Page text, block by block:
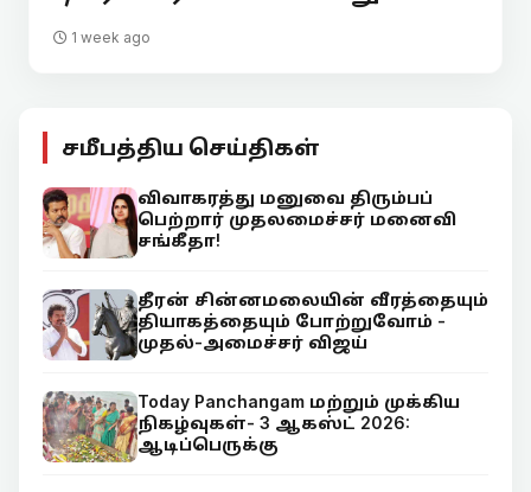
1 week ago
சமீபத்திய செய்திகள்
விவாகரத்து மனுவை திரும்பப்
பெற்றார் முதலமைச்சர் மனைவி
சங்கீதா!
தீரன் சின்னமலையின் வீரத்தையும்
தியாகத்தையும் போற்றுவோம் -
முதல்-அமைச்சர் விஜய்
Today Panchangam மற்றும் முக்கிய
நிகழ்வுகள்- 3 ஆகஸ்ட் 2026:
ஆடிப்பெருக்கு